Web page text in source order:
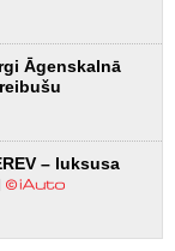
Āgenskalnā
– luksusa